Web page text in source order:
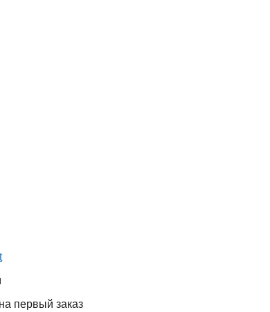
первый заказ